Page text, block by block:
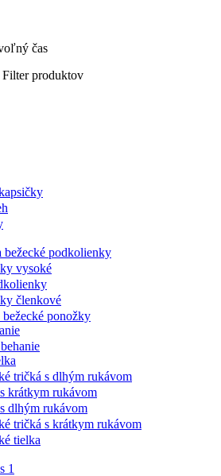
čas
Filter produktov
bežecké podkolienky
vysoké
členkové
bežecké ponožky
tričká s dlhým rukávom
krátkym rukávom
dlhým rukávom
tričká s krátkym rukávom
tielka
1